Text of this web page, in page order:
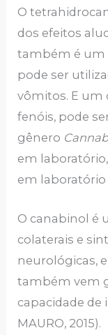
O
dos efeitos
também é um
pode ser
vômitos. E um
fenóis, pode
gênero
em
em laboratório
O canabinol é
colaterais e
neurológicas,
também vem
capacidade de
MAURO, 2015).